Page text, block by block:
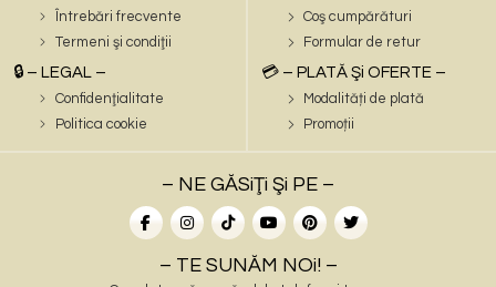
Întrebări frecvente
Termeni şi condiţii
🔒 – LEGAL –
Confidenţialitate
Politica cookie
Coş cumpărături
Formular de retur
💳 – PLATĂ Şi OFERTE –
Modalități de plată
Promoții
– NE GĂSiŢi Şi PE –
– TE SUNĂM NOi! –